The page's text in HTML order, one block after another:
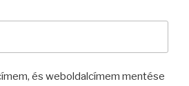
és weboldalcímem mentése